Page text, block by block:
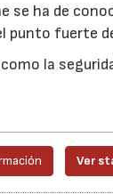
se ha de
punto fuerte
la
Ver